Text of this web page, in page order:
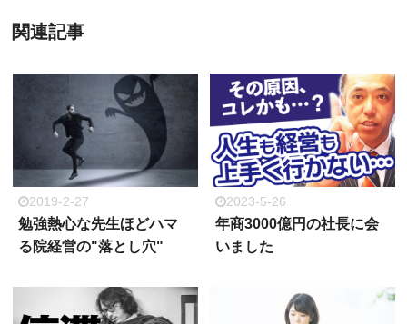
関連記事
2019-2-27
勉強熱心な先生ほどハマ
る院経営の"落とし穴"
2023-5-26
年商3000億円の社長に会
いました